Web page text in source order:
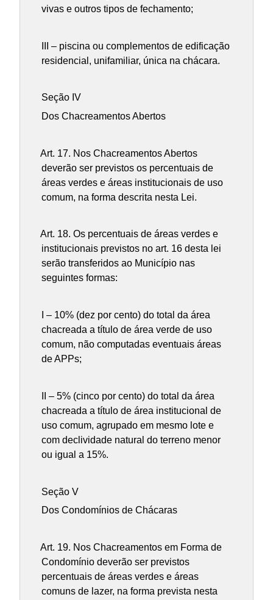
vivas e outros tipos de fechamento;
III – piscina ou complementos de edificação
residencial, unifamiliar, única na chácara.
Seção IV
Dos Chacreamentos Abertos
Art. 17. Nos Chacreamentos Abertos
deverão ser previstos os percentuais de
áreas verdes e áreas institucionais de uso
comum, na forma descrita nesta Lei.
Art. 18. Os percentuais de áreas verdes e
institucionais previstos no art. 16 desta lei
serão transferidos ao Município nas
seguintes formas:
I – 10% (dez por cento) do total da área
chacreada a título de área verde de uso
comum, não computadas eventuais áreas
de APPs;
II – 5% (cinco por cento) do total da área
chacreada a título de área institucional de
uso comum, agrupado em mesmo lote e
com declividade natural do terreno menor
ou igual a 15%.
Seção V
Dos Condomínios de Chácaras
Art. 19. Nos Chacreamentos em Forma de
Condomínio deverão ser previstos
percentuais de áreas verdes e áreas
comuns de lazer, na forma prevista nesta